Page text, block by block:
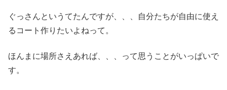
ぐっさんというてたんですが、、、自分たちが自由に使え
るコート作りたいよねって。
ほんまに場所さえあれば、、、って思うことがいっぱいで
す。